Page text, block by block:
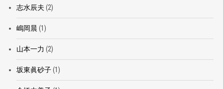
志水辰夫 (2)
嶋岡晨 (1)
山本一力 (2)
坂東眞砂子(1)